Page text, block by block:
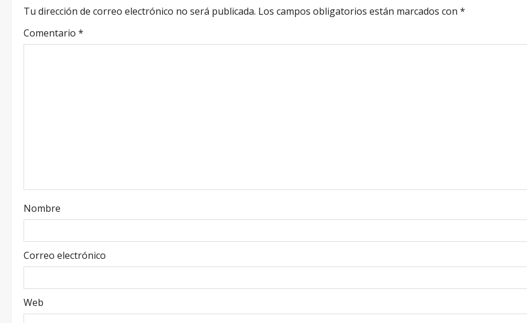
Tu dirección de correo electrónico no será publicada. Los campos obligatorios están marcados con *
Comentario *
Nombre
Correo electrónico
Web